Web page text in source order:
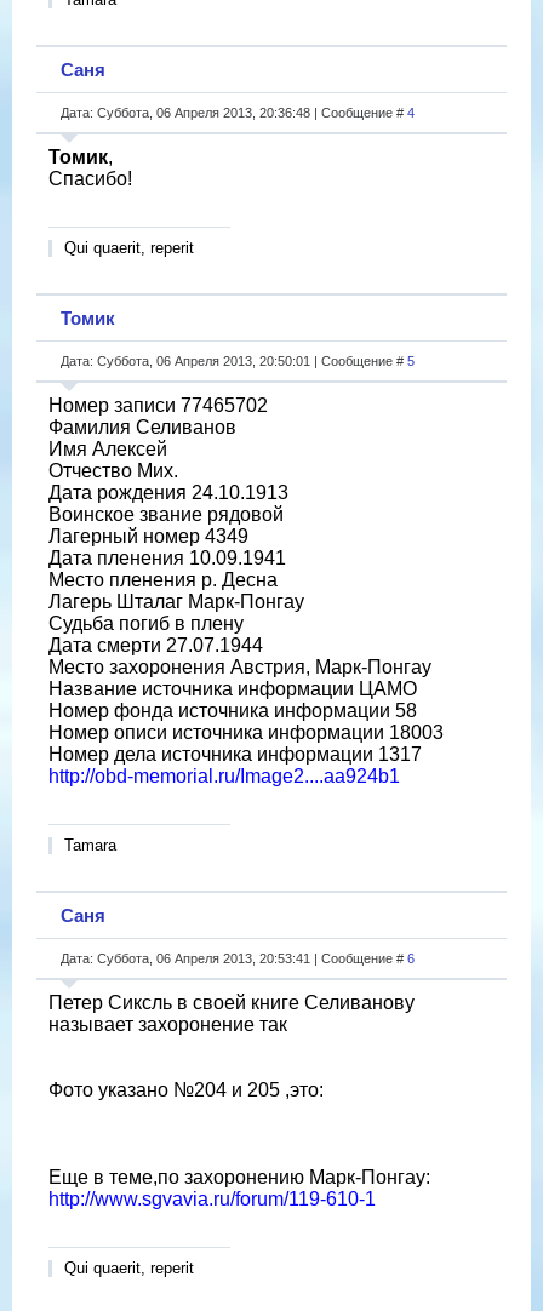
Саня
Дата: Суббота, 06 Апреля 2013, 20:36:48 | Сообщение # 4
Томик,
Спасибо!
Qui quaerit, reperit
Томик
Дата: Суббота, 06 Апреля 2013, 20:50:01 | Сообщение # 5
Номер записи 77465702
Фамилия Селиванов
Имя Алексей
Отчество Мих.
Дата рождения 24.10.1913
Воинское звание рядовой
Лагерный номер 4349
Дата пленения 10.09.1941
Место пленения р. Десна
Лагерь Шталаг Марк-Понгау
Судьба погиб в плену
Дата смерти 27.07.1944
Место захоронения Австрия, Марк-Понгау
Название источника информации ЦАМО
Номер фонда источника информации 58
Номер описи источника информации 18003
Номер дела источника информации 1317
http://obd-memorial.ru/Image2....aa924b1
Tamara
Саня
Дата: Суббота, 06 Апреля 2013, 20:53:41 | Сообщение # 6
Петер Сиксль в своей книге Селиванову
называет захоронение так
Фото указано №204 и 205 ,это:
Еще в теме,по захоронению Марк-Понгау:
http://www.sgvavia.ru/forum/119-610-1
Qui quaerit, reperit